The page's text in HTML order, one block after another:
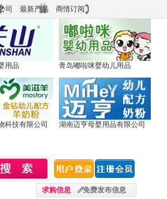
司 最新产品 商情订阅
用品 青岛嘟啦咪婴幼儿用品
科技有限公司 湖南迈亨母婴用品有限公司
求购信息 免费发布信息